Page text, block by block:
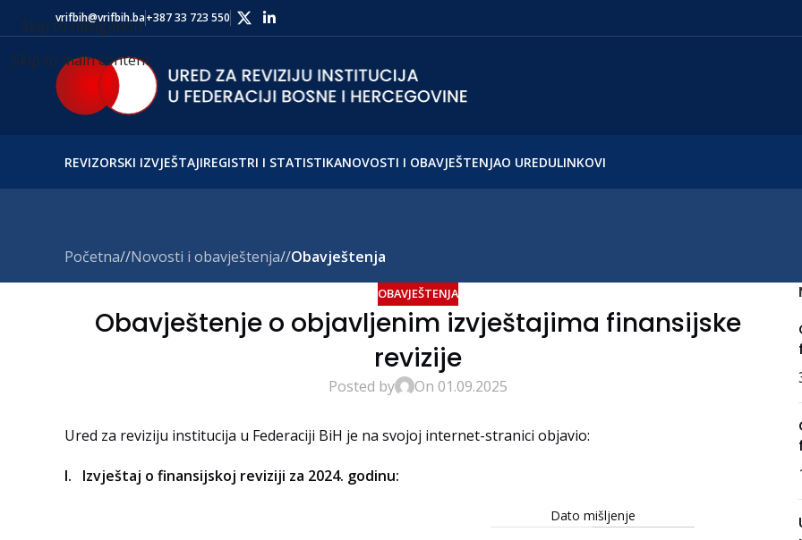
Skip to navigation
Skip to main content
vrifbih@vrifbih.ba+387 33 723 550
REVIZORSKI IZVJEŠTAJIREGISTRI I STATISTIKANOVOSTI I OBAVJEŠTENJAO UREDULINKOVI
Početna/ Novosti i obavještenja/ Obavještenja
OBAVJEŠTENJA
Obavještenje o objavljenim izvještajima finansijske
revizije
Posted by On 01.09.2025
Ured za reviziju institucija u Federaciji BiH je na svojoj internet-stranici objavio:
Izvještaj o finansijskoj reviziji za 2024. godinu:
Dato mišljenje